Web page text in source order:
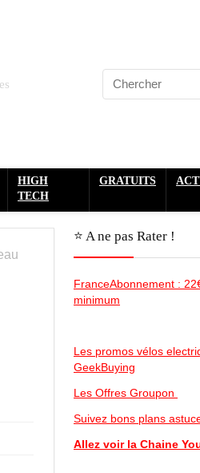
HIGH
TECH
GRATUITS
⭐️ A ne pas Rater !
FranceAbonnement :
minimum
Les promos vélos
GeekBuying
Les Offres Groupon
Suivez bons plans
Allez voir la Chaine